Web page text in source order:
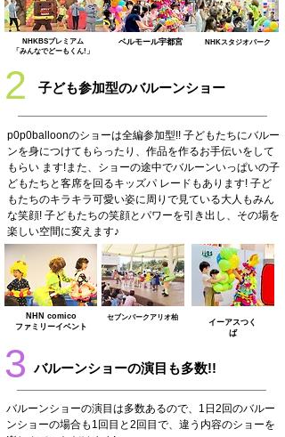
NHKBSプレミアム
「みんなでどーもくん!」
​ベルモール宇都宮 NHKスタジオパーク
2 子ども参加型のバルーンショー
p0p0balloonのショーは全編参加型!! 子どもたちにバルー
ンを身につけてもらったり、作品を作るお手伝いをして
もらい ます!また、ショーの途中でバルーンいっぱいの子
どもたちと客席を回るキッズパ レードもあります! 子ど
もたちのキラキラ可愛い姿に周りで見ている大人もみん
な笑顔! 子どもたちの笑顔とパワーを引き出し、その場を
楽しい空間に変えます♪
NHN comico
ファミリーイベント
セブンパークアリオ柏
​イーアスつく
ば
​バルーンショーの演目も多数!!
バルーンショーの演目は多数あるので、​1日2回のバルー
ンショーの場合も1回目と2回目で、違う内容のショーを
3